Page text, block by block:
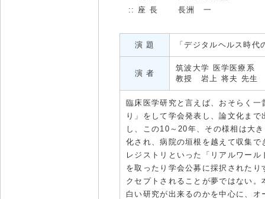
座 長
長洲 一
演 題 「デジタルヘルス時代
演 者
筑波大学 医学医療系
教授 岩上 将夫 先生
臨床医学研究と言えば、おそらく
り」をして学会発表し、論文化ま
し、この10～20年、その様相は大
化され、病院の垣根を越えて収集
レジストリといった「リアルワー
を取ったり学会公募に採択された
クセプトされることが夢ではない
白い研究が出来るのかを中心に、